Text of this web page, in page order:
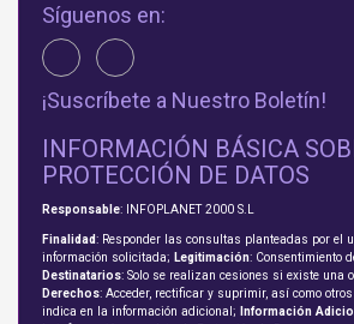
Síguenos en:
¡Suscríbete a Nuestro Boletín!
INFORMACIÓN BÁSICA
PROTECCIÓN DE DATOS
Responsable: INFOPLANET 2000 S.L
Finalidad: Responder las consultas planteadas por el
información solicitada; Legitimación: Consentimiento
Destinatarios: Solo se realizan cesiones si existe una
Derechos: Acceder, rectificar y suprimir, así como
indica en la información adicional;
Información